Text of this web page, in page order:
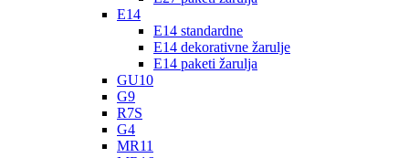
E14
E14 standardne
E14 dekorativne žarulje
E14 paketi žarulja
GU10
G9
R7S
G4
MR11